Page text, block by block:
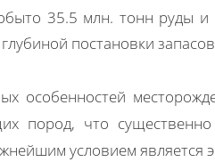
35.5 млн. тонн руды
постановки
особенностей
пород, что
условием